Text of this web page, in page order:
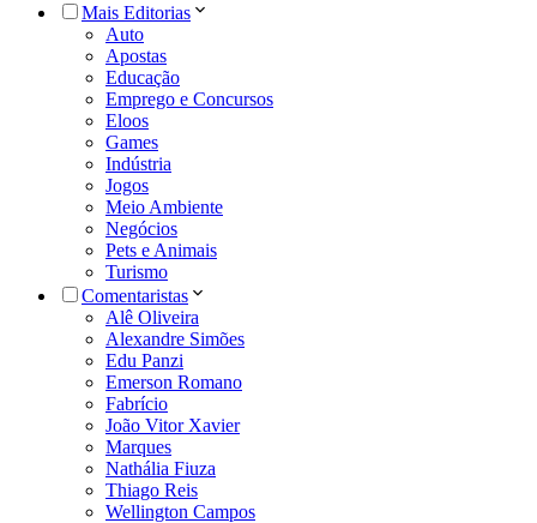
Mais Editorias
Auto
Apostas
Educação
Emprego e Concursos
Eloos
Games
Indústria
Jogos
Meio Ambiente
Negócios
Pets e Animais
Turismo
Comentaristas
Alê Oliveira
Alexandre Simões
Edu Panzi
Emerson Romano
Fabrício
João Vitor Xavier
Marques
Nathália Fiuza
Thiago Reis
Wellington Campos